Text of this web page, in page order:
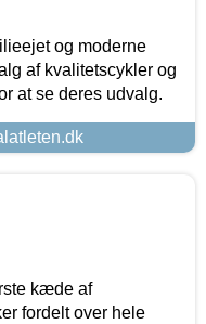
og moderne
af kvalitetscykler og
at se deres udvalg.
kæde af
fordelt over hele